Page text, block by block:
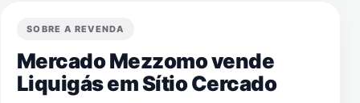
SOBRE A REVENDA
Mercado Mezzomo vende
Liquigás emSítio Cercado